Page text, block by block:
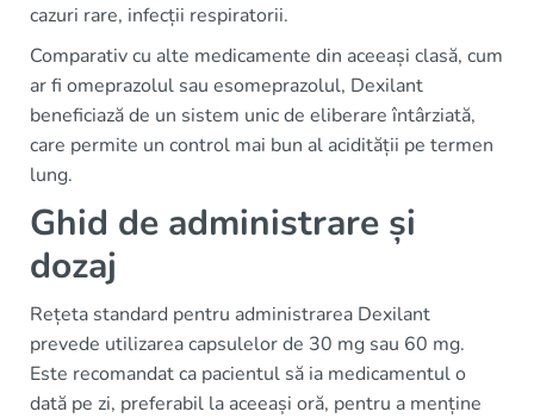
cazuri rare, infecții respiratorii.
Comparativ cu alte medicamente din aceeași clasă, cum
ar fi omeprazolul sau esomeprazolul, Dexilant
beneficiază de un sistem unic de eliberare întârziată,
care permite un control mai bun al acidității pe termen
lung.
Ghid de administrare și
dozaj
Rețeta standard pentru administrarea Dexilant
prevede utilizarea capsulelor de 30 mg sau 60 mg.
Este recomandat ca pacientul să ia medicamentul o
dată pe zi, preferabil la aceeași oră, pentru a menține